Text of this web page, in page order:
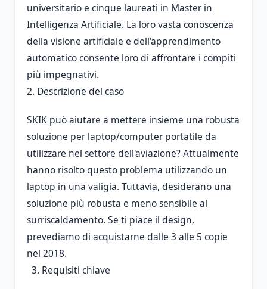
universitario e cinque laureati in Master in
Intelligenza Artificiale. La loro vasta conoscenza
della visione artificiale e dell'apprendimento
automatico consente loro di affrontare i compiti
più impegnativi.
2. Descrizione del caso
SKIK può aiutare a mettere insieme una robusta
soluzione per laptop/computer portatile da
utilizzare nel settore dell'aviazione? Attualmente
hanno risolto questo problema utilizzando un
laptop in una valigia. Tuttavia, desiderano una
soluzione più robusta e meno sensibile al
surriscaldamento. Se ti piace il design,
prevediamo di acquistarne dalle 3 alle 5 copie
nel 2018.
3. Requisiti chiave